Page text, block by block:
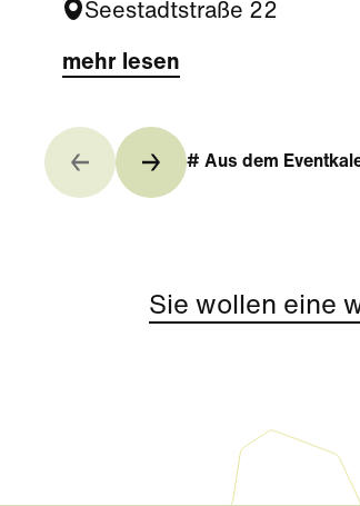
Seestadtstraße 22
mehr lesen
# Aus dem
Sie wollen eine